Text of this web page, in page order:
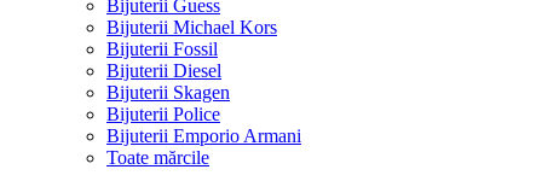
Bijuterii Guess
Bijuterii Michael Kors
Bijuterii Fossil
Bijuterii Diesel
Bijuterii Skagen
Bijuterii Police
Bijuterii Emporio Armani
Toate mărcile